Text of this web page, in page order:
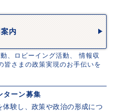
内
、ロビーイング活動、 情報収
皆さまの政策実現のお手伝いを
ターン募集
験し、政策や政治の形成につ